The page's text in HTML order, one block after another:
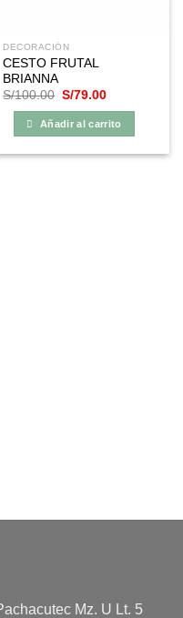
DECORACIÓN
CESTO FRUTAL
BRIANNA
S/100.00 El
original
era:
S/79.00El
actual
es:
Añadir al carrito
Mz. U Lt. 5